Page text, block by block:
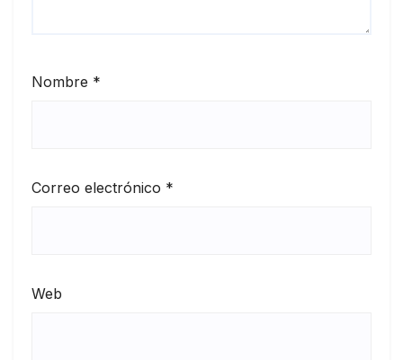
Nombre *
Correo electrónico *
Web